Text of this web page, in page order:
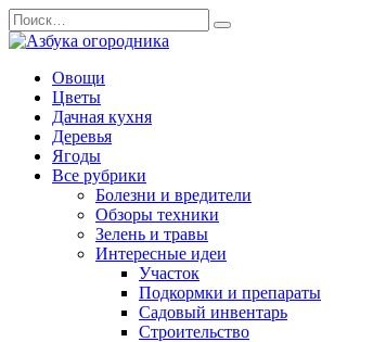
Перейти
к
содержанию
Search
for:
Овощи
Цветы
Дачная кухня
Деревья
Ягоды
Все рубрики
Болезни и вредители
Обзоры техники
Зелень и травы
Интересные идеи
Участок
Подкормки и препараты
Садовый инвентарь
Строительство